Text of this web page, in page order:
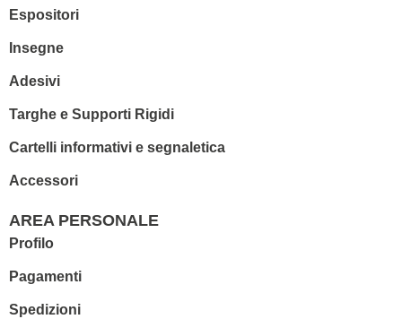
Espositori
Insegne
Adesivi
Targhe e Supporti Rigidi
Cartelli informativi e segnaletica
Accessori
AREA PERSONALE
Profilo
Pagamenti
Spedizioni